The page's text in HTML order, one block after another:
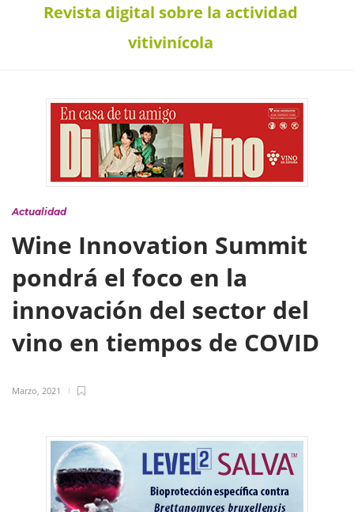
Revista digital sobre la actividad
vitivinícola
Actualidad
Wine Innovation Summit
pondrá el foco en la
innovación del sector del
vino en tiempos de COVID
Marzo, 2021